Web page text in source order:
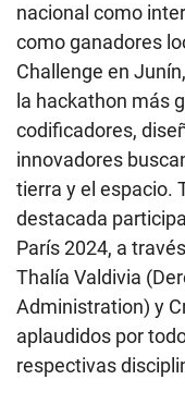
nacional como
como ganadores
Challenge en
la hackathon más
codificadores,
innovadores
tierra y el espacio.
destacada
París 2024, a
Thalía Valdivia
Administration) y
aplaudidos por
respectivas